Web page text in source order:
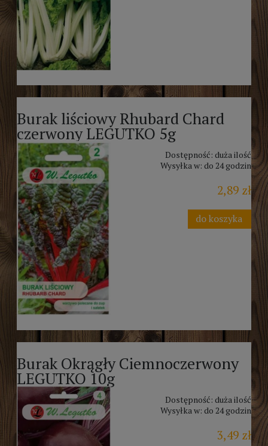
Burak liściowy Rhubard Chard
czerwony LEGUTKO 5g
Dostępność: duża ilość
Wysyłka w: do 24 godzin
2,89 zł
do koszyka
Burak Okrągły Ciemnoczerwony
LEGUTKO 10g
Dostępność: duża ilość
Wysyłka w: do 24 godzin
3,49 zł